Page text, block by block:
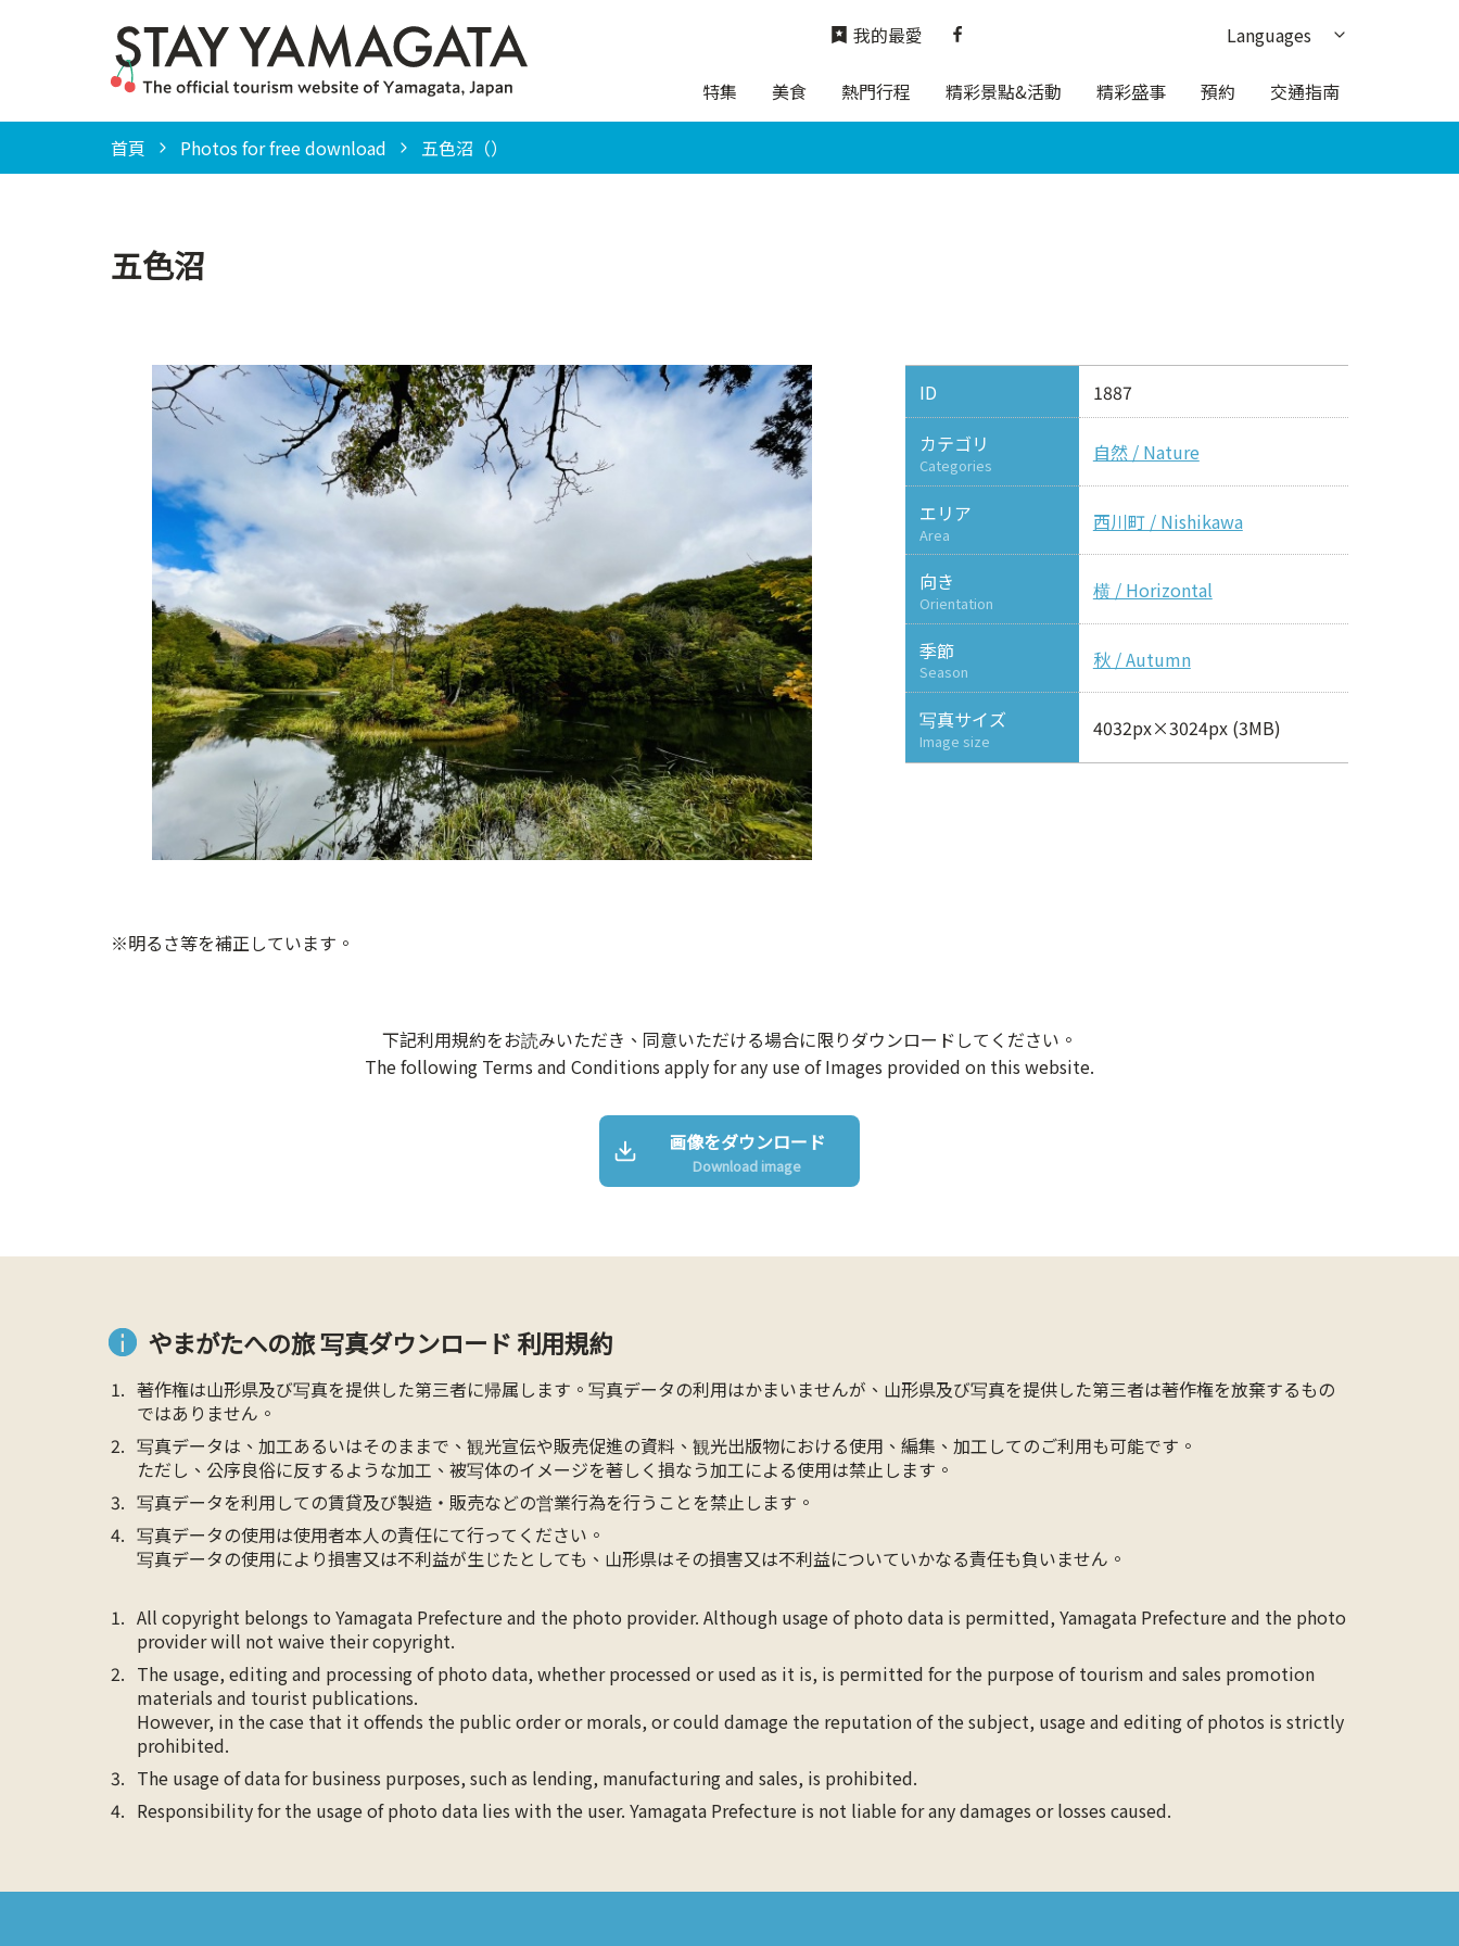
特集 美食 熱門行程 精彩景點&活動 精彩盛事 預約 交通指南
我的最愛
Languages
日本語
首頁 Photos for free download 五色沼（）
五色沼
ID
1887
カテゴリ
Categories
自然 / Nature
エリア
Area
西川町 / Nishikawa
向き
Orientation
横 / Horizontal
季節
Season
秋 / Autumn
写真サイズ
Image size
4032px×3024px (3MB)
※明るさ等を補正しています。
下記利用規約をお読みいただき、同意いただける場合に限りダウンロードしてください。
The following Terms and Conditions apply for any use of Images provided on this website.
画像をダウンロード
Download image
やまがたへの旅 写真ダウンロード 利用規約
著作権は山形県及び写真を提供した第三者に帰属します。写真データの利用はかまいませんが、山形県及び写真を提供した第三者は著作権を放棄するもの
ではありません。
写真データは、加工あるいはそのままで、観光宣伝や販売促進の資料、観光出版物における使用、編集、加工してのご利用も可能です。
ただし、公序良俗に反するような加工、被写体のイメージを著しく損なう加工による使用は禁止します。
写真データを利用しての賃貸及び製造・販売などの営業行為を行うことを禁止します。
写真データの使用は使用者本人の責任にて行ってください。
写真データの使用により損害又は不利益が生じたとしても、山形県はその損害又は不利益についていかなる責任も負いません。
All copyright belongs to Yamagata Prefecture and the photo provider. Although usage of photo data is permitted, Yamagata Prefecture and the photo
provider will not waive their copyright.
The usage, editing and processing of photo data, whether processed or used as it is, is permitted for the purpose of tourism and sales promotion
materials and tourist publications.
However, in the case that it offends the public order or morals, or could damage the reputation of the subject, usage and editing of photos is strictly
prohibited.
The usage of data for business purposes, such as lending, manufacturing and sales, is prohibited.
Responsibility for the usage of photo data lies with the user. Yamagata Prefecture is not liable for any damages or losses caused.